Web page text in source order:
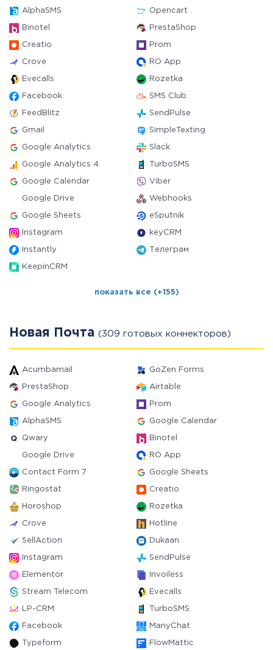
AlphaSMS Opencart
Binotel PrestaShop
Creatio Prom
Crove RO App
Evecalls Rozetka
Facebook SMS Club
FeedBlitz SendPulse
Gmail SimpleTexting
Google Analytics Slack
Google Analytics 4 TurboSMS
Google Calendar Viber
Google Drive Webhooks
Google Sheets eSputnik
Instagram keyCRM
Instantly Телеграм
KeepinCRM
показать все (+155)
Новая Почта (309 готовых коннекторов)
Acumbamail GoZen Forms
PrestaShop Airtable
Google Analytics Prom
AlphaSMS Google Calendar
Qwary Binotel
Google Drive RO App
Contact Form 7 Google Sheets
Ringostat Creatio
Horoshop Rozetka
Crove Hotline
SellAction Dukaan
Instagram SendPulse
Elementor Invoiless
Stream Telecom Evecalls
LP-CRM TurboSMS
Facebook ManyChat
Typeform FlowMattic